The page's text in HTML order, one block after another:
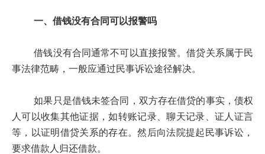
一、借钱没有合同可以报警吗
借钱没有合同通常不可以直接报警。借贷关系属于民
事法律范畴，一般应通过民事诉讼途径解决。
如果只是借钱未签合同，双方存在借贷的事实，债权
人可以收集其他证据，如转账记录、聊天记录、证人证言
等，以证明借贷关系的存在。然后向法院提起民事诉讼，
要求借款人归还借款。